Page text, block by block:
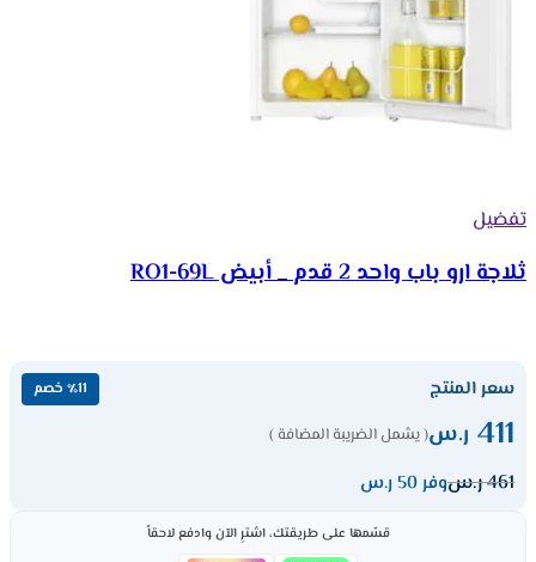
تفضيل
ثلاجة ارو باب واحد 2 قدم _ أبيض RO1-69L
سعر المنتج ٪11 خصم
411 ر.س( يشمل الضريبة المضافة )
461ر.سوفر 50 ر.س
قسّمها على طريقتك، اشترِ الآن وادفع لاحقاً